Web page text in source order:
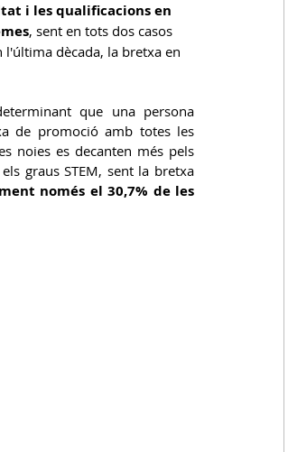
i les qualificacions en
, sent en tots dos casos
dècada, la bretxa en
que una persona
de promoció amb totes les
noies es decanten més pels
graus STEM, sent la bretxa
només el 30,7% de les